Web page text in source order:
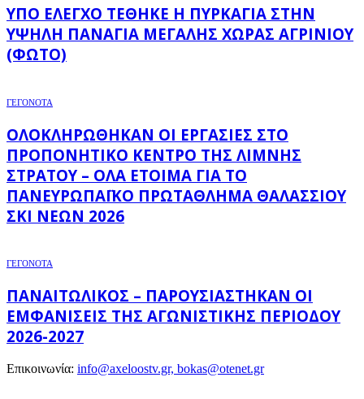
ΥΠΌ ΈΛΕΓΧΟ ΤΈΘΗΚΕ Η ΠΥΡΚΑΓΙΆ ΣΤΗΝ
ΥΨΗΛΉ ΠΑΝΑΓΙΆ ΜΕΓΆΛΗΣ ΧΏΡΑΣ ΑΓΡΙΝΊΟΥ
(ΦΩΤΌ)
ΓΕΓΟΝΟΤΑ
ΟΛΟΚΛΗΡΏΘΗΚΑΝ ΟΙ ΕΡΓΑΣΊΕΣ ΣΤΟ
ΠΡΟΠΟΝΗΤΙΚΌ ΚΈΝΤΡΟ ΤΗΣ ΛΊΜΝΗΣ
ΣΤΡΆΤΟΥ – ΌΛΑ ΈΤΟΙΜΑ ΓΙΑ ΤΟ
ΠΑΝΕΥΡΩΠΑΪΚΌ ΠΡΩΤΆΘΛΗΜΑ ΘΑΛΆΣΣΙΟΥ
ΣΚΙ ΝΈΩΝ 2026
ΓΕΓΟΝΟΤΑ
ΠΑΝΑΙΤΩΛΙΚΌΣ – ΠΑΡΟΥΣΙΆΣΤΗΚΑΝ ΟΙ
ΕΜΦΑΝΊΣΕΙΣ ΤΗΣ ΑΓΩΝΙΣΤΙΚΉΣ ΠΕΡΙΌΔΟΥ
2026-2027
Επικοινωνία: info@axeloostv.gr, bokas@otenet.gr